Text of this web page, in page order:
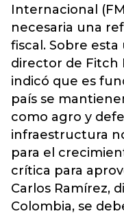
Internacional
necesaria una
fiscal. Sobre esta
director de Fitch
indicó que es
país se
como agro y
infraestructura
para el
crítica para
Carlos Ramírez,
Colombia, se